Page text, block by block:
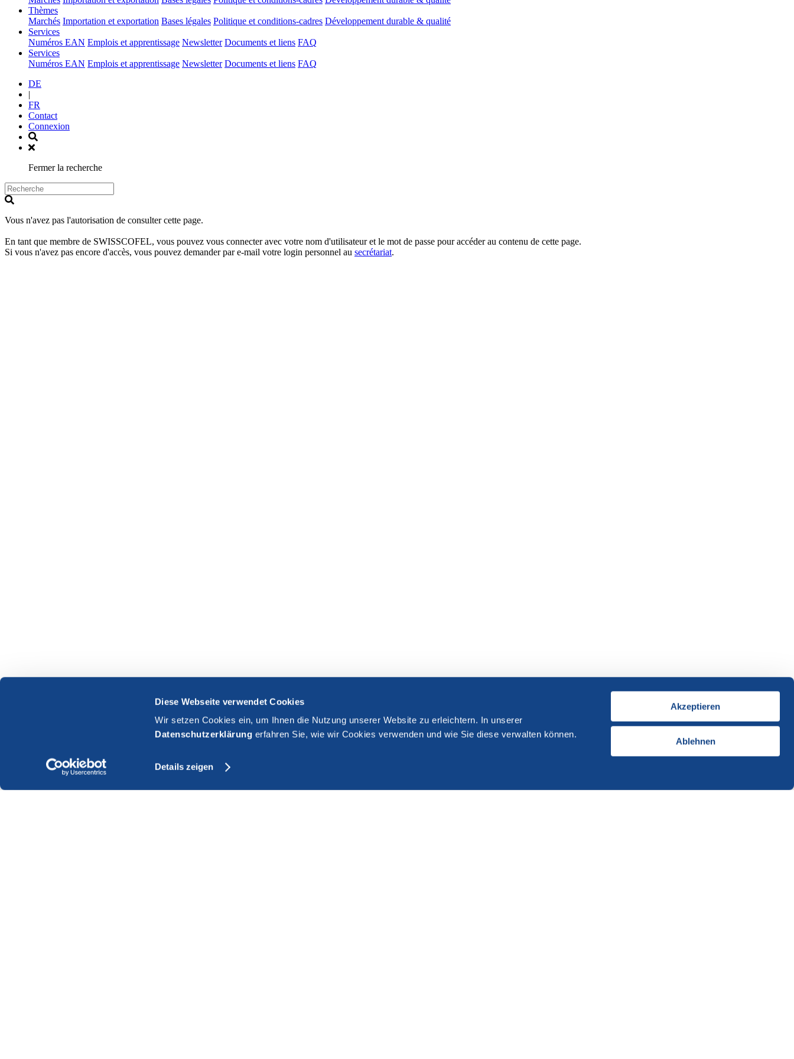
Diese Webseite verwendet Cookies
Wir setzen Cookies ein, um Ihnen die Nutzung unserer Website zu erleichtern. In unserer
Datenschutzerklärung erfahren Sie, wie wir Cookies verwenden und wie Sie diese verwalten können.
Details zeigen
Akzeptieren
Ablehnen
Thèmes(current)
Marchés Importation et exportation Bases légales Politique et conditions-cadres Développement durable & qualité
Services(current)
Numéros EAN Emplois et apprentissage Newsletter Documents et liens FAQ
Services(current)
Numéros EAN Emplois et apprentissage Newsletter Documents et liens FAQ
DE
|
FR
Contact
Connexion
Fermer la recherche
Vous n'avez pas l'autorisation de consulter cette page.
En tant que membre de SWISSCOFEL, vous pouvez vous connecter avec votre nom d'utilisateur et le mot de passe pour accéder au contenu de cette page.
Si vous n'avez pas encore d'accès, vous pouvez demander par e-mail votre login personnel au secrétariat.